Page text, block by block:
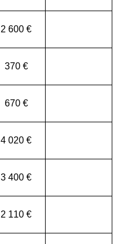
2 600 €
370 €
670 €
4 020 €
3 400 €
2 110 €